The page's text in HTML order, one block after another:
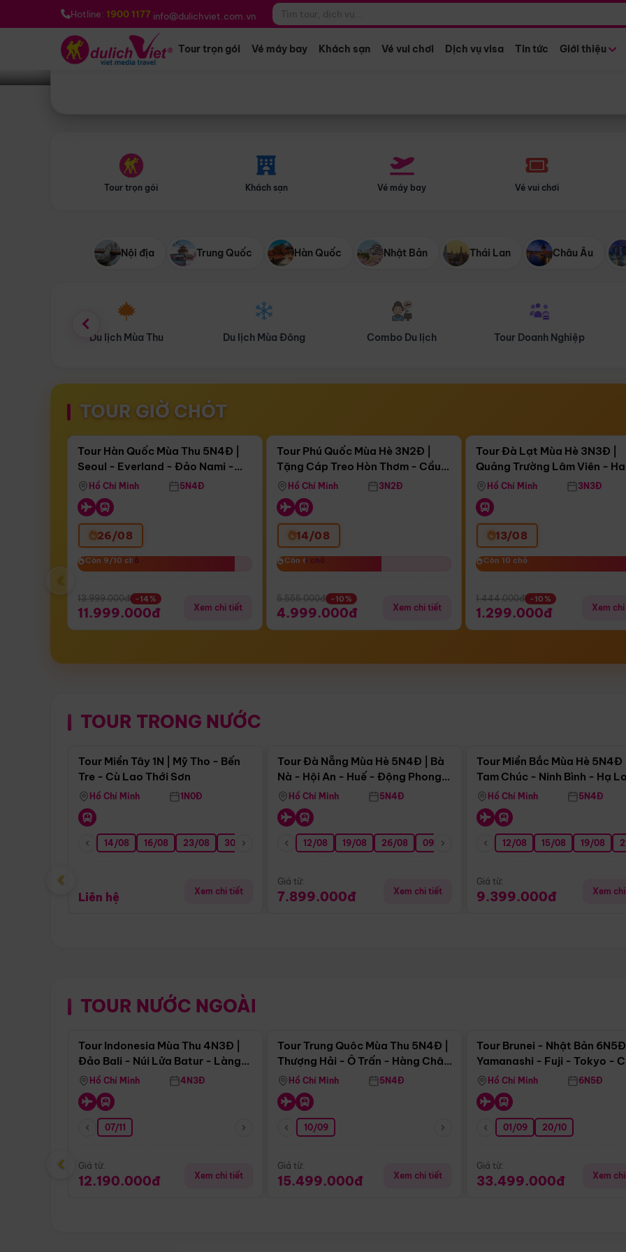
Hotline: 1900 1177 info@dulichviet.com.vn
Tour trọn gói Vé máy bay Khách sạn Vé vui chơi Dịch vụ visa Tin tức Giới thiệu
Bạn muốn đi đâu? *
Tour trọn gói Khách sạn Vé máy bay Vé vui chơi
Nội địa Trung Quốc Hàn Quốc Nhật Bản Thái Lan Châu Âu
Du lịch Mùa Đông Combo Du lịch Tour Doanh Nghiệp Du lịch Hành Hương
TOUR GIỜ CHÓT
Còn16 ngày 10:13:59
Bay Sun Phuquoc Airways
Điểm nổi bật
Tour Hàn Quốc Mùa Thu 5N4Đ |
Seoul - Everland - Đảo Nami -
Tháp Namsan (Bay Sun Phuquoc
Airways)
Hồ Chí Minh 5N4Đ
26/08
Còn 9/10 chỗ
Còn 9/10 chỗ
13.999.000đ -14%
11.999.000đ Xem chi tiết
Còn04 ngày 10:13:59
Tặng Cáp Treo Hòn Thơm
Tour Phú Quốc Mùa Hè 3N2Đ |
Tặng Cáp Treo Hòn Thơm - Cầu
Hôn - Công Viên Nước Aquatopia
Hồ Chí Minh 3N2Đ
14/08
Còn 6 chỗ
Còn 6 chỗ
5.555.000đ -10%
4.999.000đ Xem chi tiết
Còn03 ngày 10:13:59
Tour Đà Lạt Mùa Hè 3N3Đ |
Quảng Trường Lâm Viên -
Hill - Puppy Farm
Hồ Chí Minh 3N3Đ
13/08
Còn 10 chỗ
Còn 10 chỗ
1.444.000đ -10%
1.299.000đ Xem
‹
TOUR TRONG NƯỚC
Điểm nổi bật
Tour Miền Tây 1N | Mỹ Tho - Bến
Tre - Cù Lao Thới Sơn
Hồ Chí Minh 1N0Đ
14/08 16/08 23/08 30/08 06/09 13/09 20/09 27/09
Liên hệ Xem chi tiết
Tour Đà Nẵng Mùa Hè 5N4Đ | Bà
Nà - Hội An - Huế - Động Phong
NhaHồ Chí Minh 5N4Đ
12/08 19/08 26/08 09/09 16/09 23/09 30/09 07/10
Giá từ:
7.899.000đ Xem chi tiết
Tour Miền Bắc Mùa Hè 5N4Đ |
Tam Chúc - Ninh Bình - Hạ
Hồ Chí Minh 5N4Đ
12/08 15/08 19/08
Giá từ:
9.399.000đ Xem
‹
TOUR NƯỚC NGOÀI
Điểm nổi bật
Tour Indonesia Mùa Thu 4N3Đ |
Đảo Bali - Núi Lửa Batur - Làng
Penglipuran
Hồ Chí Minh 4N3Đ
07/11
Giá từ:
12.190.000đ Xem chi tiết
Tour Trung Quôc Mùa Thu 5N4Đ |
Thượng Hải - Ô Trấn - Hàng Châu
(Tour Không Shopping)
Hồ Chí Minh 5N4Đ
10/09
Giá từ:
15.499.000đ Xem chi tiết
Tour Brunei - Nhật Bản 6N5Đ |
Yamanashi - Fuji - Tokyo -
- Freeday
Hồ Chí Minh 6N5Đ
01/09 20/10
Giá từ:
33.499.000đ Xem
‹